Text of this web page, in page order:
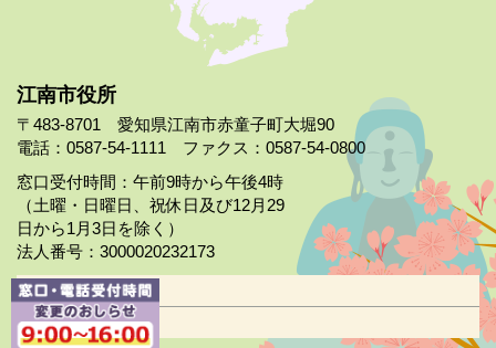
江南市役所
〒483-8701 愛知県江南市赤童子町大堀90
電話：0587-54-1111 ファクス：0587-54-0800
窓口受付時間：午前9時から午後4時
（土曜・日曜日、祝休日及び12月29
日から1月3日を除く）
法人番号：3000020232173
市役所案内
日曜市役所